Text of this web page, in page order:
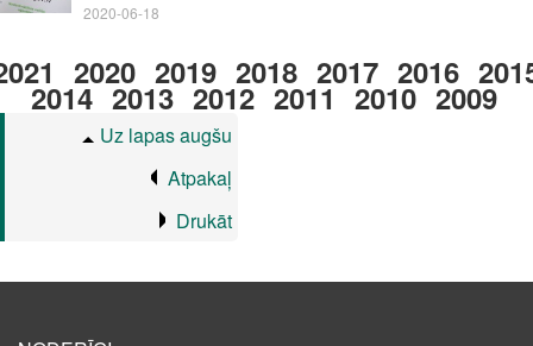
2020-06-18
2020 2019 2018 2017 2016
2014 2013 2012 2011 2010 2009
Uz lapas augšu
Atpakaļ
Drukāt